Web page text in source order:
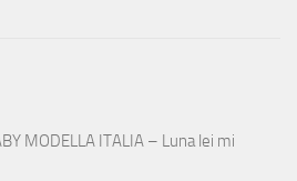
MODELLA ITALIA – Luna lei mi